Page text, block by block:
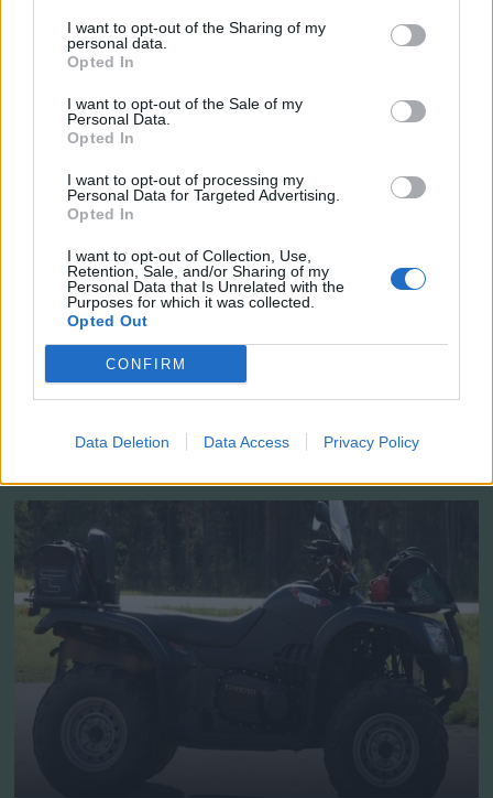
I want to opt-out of the Sharing of my
personal data.
Opted In
I want to opt-out of the Sale of my
Personal Data.
Opted In
I want to opt-out of processing my
Personal Data for Targeted Advertising.
Opted In
I want to opt-out of Collection, Use,
Retention, Sale, and/or Sharing of my
Personal Data that Is Unrelated with the
Purposes for which it was collected.
Opted Out
CONFIRM
Data Deletion Data Access Privacy Policy
4 dager siden
– Trengte en trimtur
det så ille som nå
1 dag siden
– Givergleden er stor i
bygda
3 dager siden